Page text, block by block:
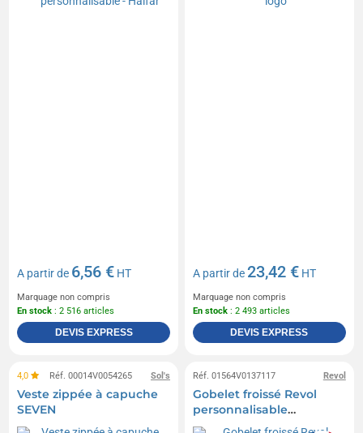
A partir de 6,56 € HT
Marquage non compris
En stock : 2 516 articles
DEVIS EXPRESS
A partir de23,42 € HT
Marquage non compris
En stock : 2 493 articles
DEVIS EXPRESS
Sol's
4,0 Réf. 00014V0054265
Veste zippée à capuche
SEVEN
Revol
Réf. 01564V0137117
Gobelet froissé Revol
personnalisable
cappuccino